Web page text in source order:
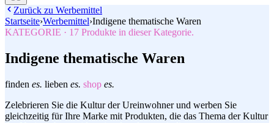
Zurück zu Werbemittel
Startseite›Werbemittel›Indigene thematische Waren
KATEGORIE · 17 Produkte in dieser Kategorie.
Indigene thematische Waren
finden es. lieben es. shop es.
Zelebrieren Sie die Kultur der Ureinwohner und werben Sie
gleichzeitig für Ihre Marke mit Produkten, die das Thema der Kultur